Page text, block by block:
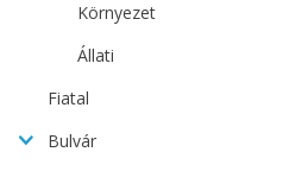
Környezet
Állati
Fiatal
Bulvár